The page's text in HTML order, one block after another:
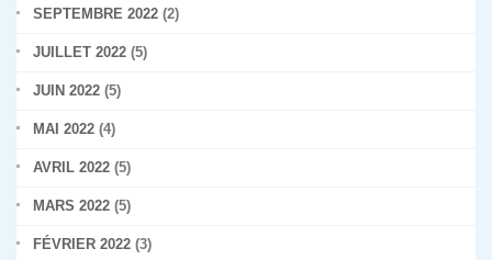
SEPTEMBRE 2022 (2)
JUILLET 2022 (5)
JUIN 2022 (5)
MAI 2022 (4)
AVRIL 2022 (5)
MARS 2022 (5)
FÉVRIER 2022 (3)